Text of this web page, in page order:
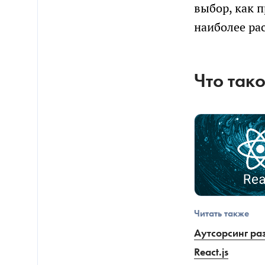
выбор, как
наиболее
Что
Читать также
Аутсорсинг
React.js